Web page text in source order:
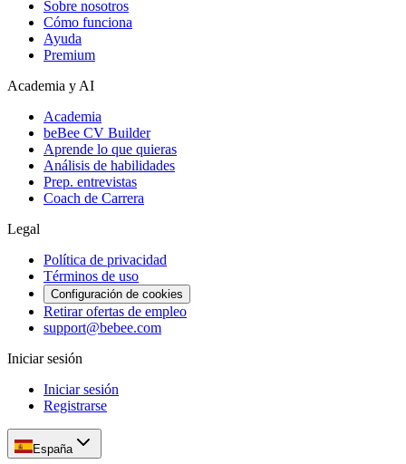
Sobre nosotros
Cómo funciona
Ayuda
Premium
Academia y AI
Academia
beBee CV Builder
Aprende lo que quieras
Análisis de habilidades
Prep. entrevistas
Coach de Carrera
Legal
Política de privacidad
Términos de uso
Configuración de cookies
Retirar ofertas de empleo
support@bebee.com
Iniciar sesión
Iniciar sesión
Registrarse
España